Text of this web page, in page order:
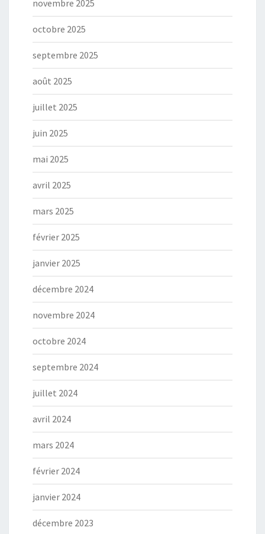
novembre 2025
octobre 2025
septembre 2025
août 2025
juillet 2025
juin 2025
mai 2025
avril 2025
mars 2025
février 2025
janvier 2025
décembre 2024
novembre 2024
octobre 2024
septembre 2024
juillet 2024
avril 2024
mars 2024
février 2024
janvier 2024
décembre 2023